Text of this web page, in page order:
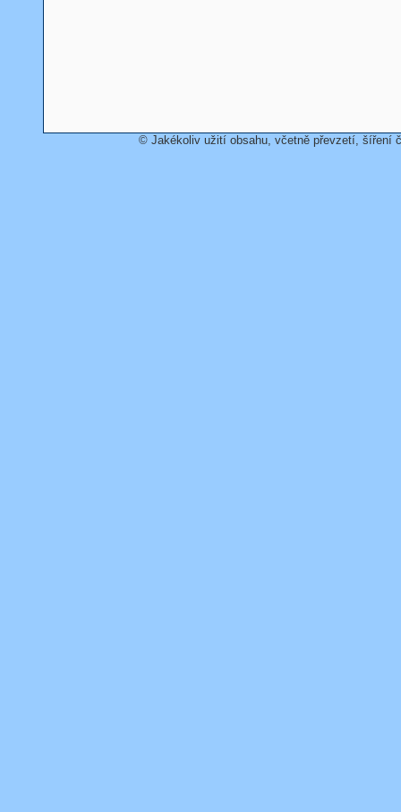
© Jakékoliv užití obsahu, včetně převzetí, šíření